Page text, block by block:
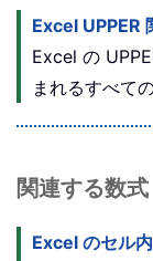
Excel UPPER
Excel の
まれるすべて
関連する数式
Excel のセル